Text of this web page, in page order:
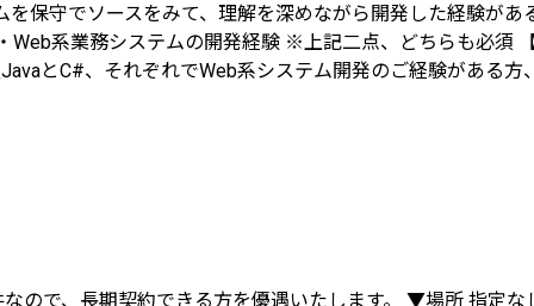
を保守でソースをみて、理解を深めながら開発した経験
系業務システムの開発経験 ※上記二点、どちらも必須
とC#、それぞれでWeb系システム開発のご経験がある方
で、長期契約できる方を優遇いたします。 ▼場所 指定な